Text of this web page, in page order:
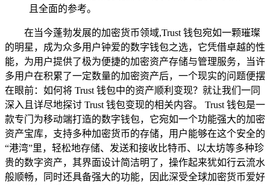
且全面的参考。
在当今蓬勃发展的加密货币领域,Trust 钱包宛如一颗璀璨
的明星，成为众多用户钟爱的数字钱包之选，它凭借卓越的性
能，为用户提供了极为便捷的加密资产存储与管理服务，当许
多用户在积累了一定数量的加密资产后，一个现实的问题便摆
在眼前：如何将 Trust 钱包中的资产顺利变现？就让我们一同
深入且详尽地探讨 Trust 钱包变现的相关内容。 Trust 钱包是一
款专门为移动端打造的数字钱包，它宛如一个功能强大的加密
资产宝库，支持多种加密货币的存储，用户能够在这个安全的
“港湾”里，轻松地存储、发送和接收比特币、以太坊等多种珍
贵的数字资产，其界面设计简洁明了，操作起来犹如行云流水
般顺畅，同时还具备强大的功能，因此深受全球加密货币爱好